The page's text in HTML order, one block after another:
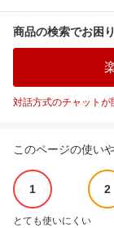
商品の検索でお困
対話方式のチャットが
このページの使い
1 2
とても使いにくい